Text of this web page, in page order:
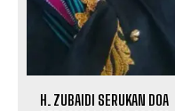
H. ZUBAIDI SERUKAN DOA